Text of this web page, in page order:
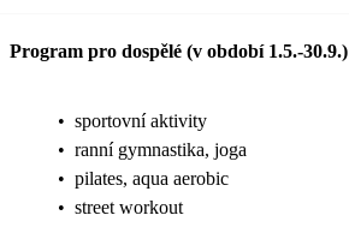
Program pro dospělé (v období 1.5.-30.9.)
• sportovní aktivity
• ranní gymnastika, joga
• pilates, aqua aerobic
• street workout